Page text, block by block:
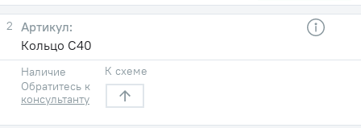
2
Кольцо С40
Наличие
Обратитесь к
консультанту
К схеме